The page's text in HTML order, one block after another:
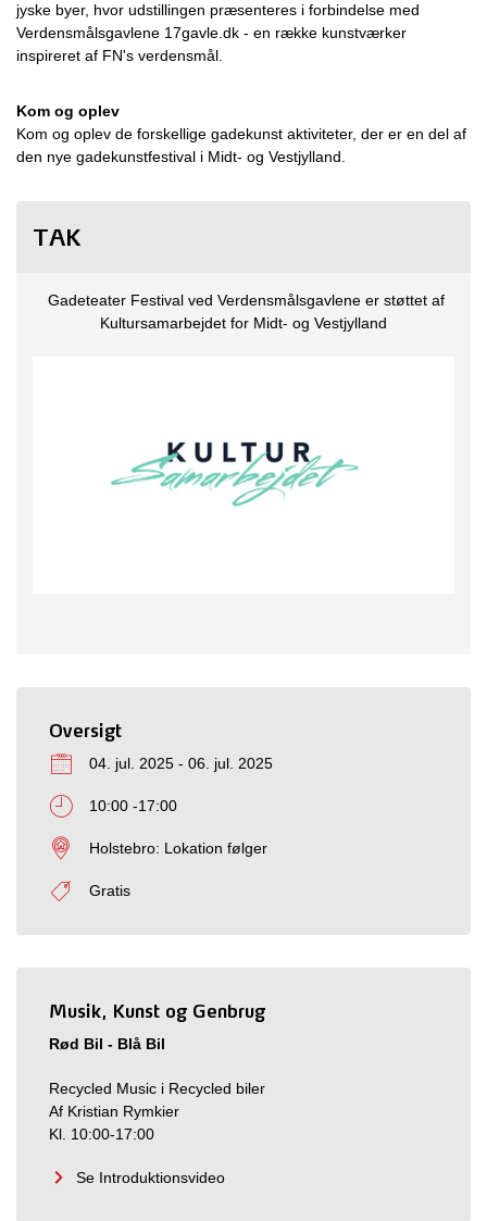
jyske byer, hvor udstillingen præsenteres i forbindelse med
Verdensmålsgavlene 17gavle.dk - en række kunstværker
inspireret af FN's verdensmål.
Kom og oplev
Kom og oplev de forskellige gadekunst aktiviteter, der er en del af
den nye gadekunstfestival i Midt- og Vestjylland.
TAK
Gadeteater Festival ved Verdensmålsgavlene er støttet af
Kultursamarbejdet for Midt- og Vestjylland
Oversigt
04. jul. 2025 - 06. jul. 2025
10:00 -17:00
Holstebro: Lokation følger
Gratis
Musik, Kunst og Genbrug
Rød Bil - Blå Bil
Recycled Music i Recycled biler
Af Kristian Rymkier
Kl. 10:00-17:00
Se Introduktionsvideo